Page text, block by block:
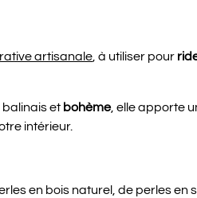
artisanale , à utiliser pour
balinais et bohème, elle apporte
intérieur.
en bois naturel, de perles en